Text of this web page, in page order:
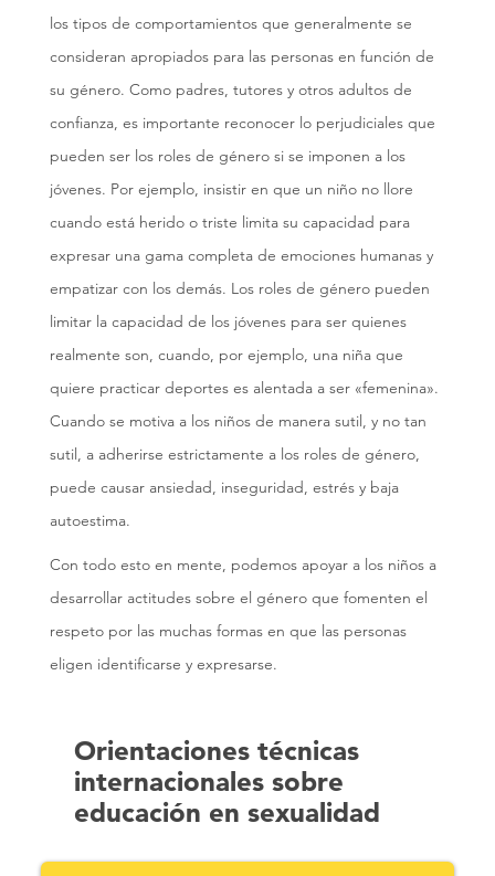
los tipos de comportamientos que generalmente se
consideran apropiados para las personas en función de
su género. Como padres, tutores y otros adultos de
confianza, es importante reconocer lo perjudiciales que
pueden ser los roles de género si se imponen a los
jóvenes. Por ejemplo, insistir en que un niño no llore
cuando está herido o triste limita su capacidad para
expresar una gama completa de emociones humanas y
empatizar con los demás. Los roles de género pueden
limitar la capacidad de los jóvenes para ser quienes
realmente son, cuando, por ejemplo, una niña que
quiere practicar deportes es alentada a ser «femenina».
Cuando se motiva a los niños de manera sutil, y no tan
sutil, a adherirse estrictamente a los roles de género,
puede causar ansiedad, inseguridad, estrés y baja
autoestima.
Con todo esto en mente, podemos apoyar a los niños a
desarrollar actitudes sobre el género que fomenten el
respeto por las muchas formas en que las personas
eligen identificarse y expresarse.
Orientaciones técnicas
internacionales sobre
educación en sexualidad